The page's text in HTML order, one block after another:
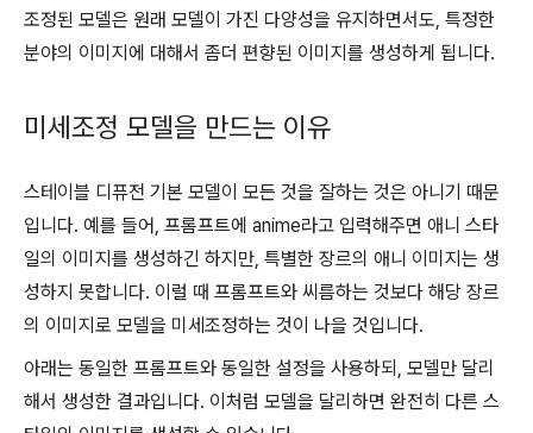
조정된 모델은 원래 모델이 가진 다양성을 유지하면서도, 특정한
분야의 이미지에 대해서 좀더 편향된 이미지를 생성하게 됩니다.
미세조정 모델을 만드는 이유
스테이블 디퓨전 기본 모델이 모든 것을 잘하는 것은 아니기 때문
입니다. 예를 들어, 프롬프트에 anime라고 입력해주면 애니 스타
일의 이미지를 생성하긴 하지만, 특별한 장르의 애니 이미지는 생
성하지 못합니다. 이럴 때 프롬프트와 씨름하는 것보다 해당 장르
의 이미지로 모델을 미세조정하는 것이 나을 것입니다.
아래는 동일한 프롬프트와 동일한 설정을 사용하되, 모델만 달리
해서 생성한 결과입니다. 이처럼 모델을 달리하면 완전히 다른 스